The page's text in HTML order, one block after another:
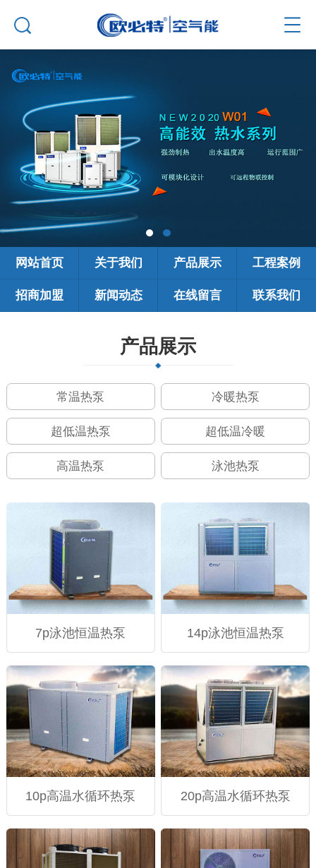
网站首页 关于我们 产品展示 工程案例
招商加盟 新闻动态 在线留言 联系我们
产品展示
常温热泵 冷暖热泵
超低温热泵 超低温冷暖
高温热泵 泳池热泵
7p泳池恒温热泵 14p泳池恒温热泵
10p高温水循环热泵 20p高温水循环热泵